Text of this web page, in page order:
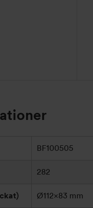
BF100505
282
Ø112×83 mm